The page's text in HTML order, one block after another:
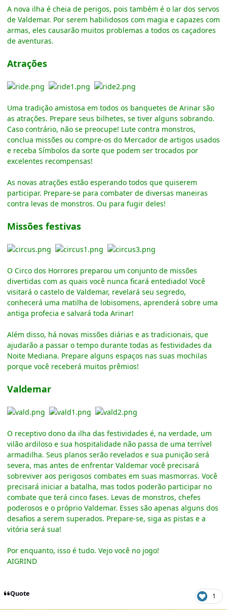
A nova ilha é cheia de perigos, pois também é o lar dos servos
de Valdemar. Por serem habilidosos com magia e capazes com
armas, eles causarão muitos problemas a todos os caçadores
de aventuras.
Atrações
Uma tradição amistosa em todos os banquetes de Arinar são
as atrações. Prepare seus bilhetes, se tiver alguns sobrando.
Caso contrário, não se preocupe! Lute contra monstros,
conclua missões ou compre-os do Mercador de artigos usados
e receba Símbolos da sorte que podem ser trocados por
excelentes recompensas!
As novas atrações estão esperando todos que quiserem
participar. Prepare-se para combater de diversas maneiras
contra levas de monstros. Ou para fugir deles!
Missões festivas
O Circo dos Horrores preparou um conjunto de missões
divertidas com as quais você nunca ficará entediado! Você
visitará o castelo de Valdemar, revelará seu segredo,
conhecerá uma matilha de lobisomens, aprenderá sobre uma
antiga profecia e salvará toda Arinar!
Além disso, há novas missões diárias e as tradicionais, que
ajudarão a passar o tempo durante todas as festividades da
Noite Mediana. Prepare alguns espaços nas suas mochilas
porque você receberá muitos prêmios!
Valdemar
O receptivo dono da ilha das festividades é, na verdade, um
vilão ardiloso e sua hospitalidade não passa de uma terrível
armadilha. Seus planos serão revelados e sua punição será
severa, mas antes de enfrentar Valdemar você precisará
sobreviver aos perigosos combates em suas masmorras. Você
precisará iniciar a batalha, mas todos poderão participar no
combate que terá cinco fases. Levas de monstros, chefes
poderosos e o próprio Valdemar. Esses são apenas alguns dos
desafios a serem superados. Prepare-se, siga as pistas e a
vitória será sua!
Por enquanto, isso é tudo. Vejo você no jogo!
AIGRIND
Quote 1